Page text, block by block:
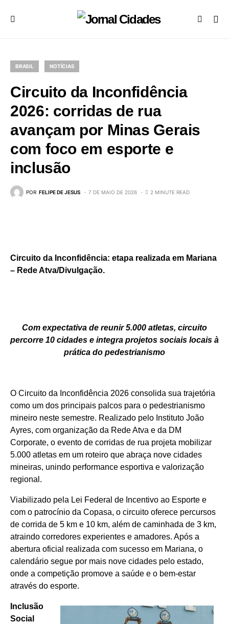
BRASIL NOTÍCIAS
Circuito da Inconfidência
2026: corridas de rua
avançam por Minas Gerais
com foco em esporte e
inclusão
POR FELIPE DE JESUS 7 DE MAIO DE 2026 2 MINUTE READ
Circuito da Inconfidência: etapa realizada em Mariana
– Rede Atva/Divulgação.
Com expectativa de reunir 5.000 atletas, circuito
percorre 10 cidades e integra projetos sociais locais à
prática do pedestrianismo
O Circuito da Inconfidência 2026 consolida sua trajetória
como um dos principais palcos para o pedestrianismo
mineiro neste semestre. Realizado pelo Instituto João
Ayres, com organização da Rede Atva e da DM
Corporate, o evento de corridas de rua projeta mobilizar
5.000 atletas em um roteiro que abraça nove cidades
mineiras, unindo performance esportiva e valorização
regional.
Viabilizado pela Lei Federal de Incentivo ao Esporte e
com o patrocínio da Copasa, o circuito oferece percursos
de corrida de 5 km e 10 km, além de caminhada de 3 km,
atraindo corredores experientes e amadores. Após a
abertura oficial realizada com sucesso em Mariana, o
calendário segue por mais nove cidades pelo estado,
onde a competição promove a saúde e o bem-estar
através do esporte.
Inclusão
Social